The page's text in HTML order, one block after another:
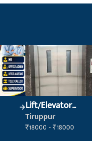
Lift/Elevator
Technician
Tiruppur
₹18000 - ₹18000